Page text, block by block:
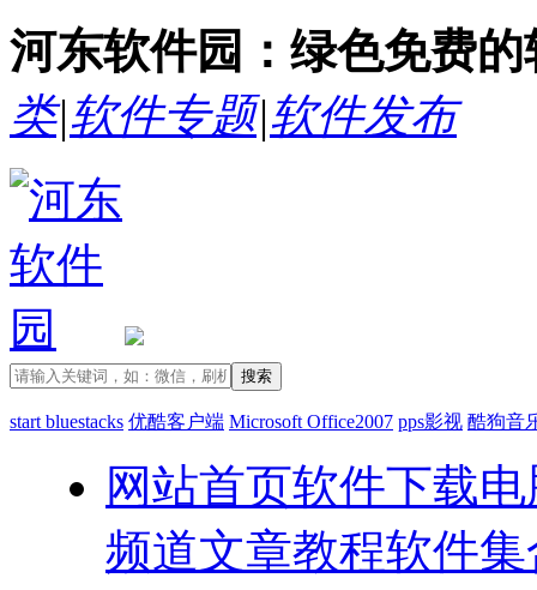
河东软件园：绿色免费
类|软件专题|软件发布
start bluestacks 优酷客户端 Microsoft Office2007 pps影视 酷狗音
网站首页软件下载
频道文章教程软件集